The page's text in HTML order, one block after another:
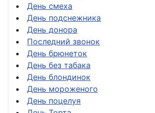
День смеха
День подснежника
День донора
Последний звонок
День брюнеток
День без табака
День блондинок
День мороженого
День поцелуя